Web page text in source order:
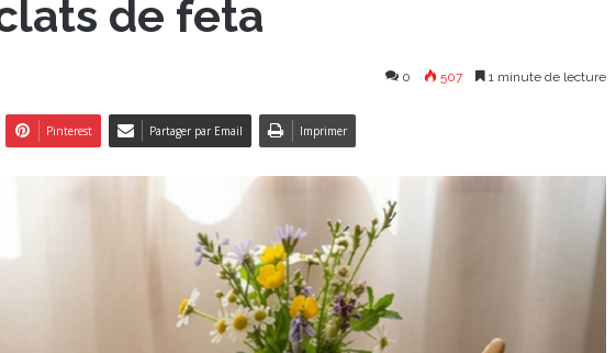
de feta
0 507 1 minute de lecture
Pinterest Partager par Email Imprimer